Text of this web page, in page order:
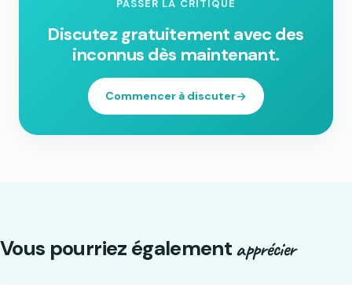
PASSER LA CRITIQUE
Discutez gratuitement avec des
inconnus dès maintenant.
Commencer à discuter
Vous pourriez égalementapprécier